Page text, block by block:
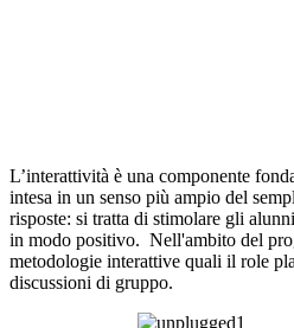
L’interattività è una componente
intesa in un senso più ampio del
risposte: si tratta di stimolare gli
in modo positivo. Nell'ambito del
metodologie interattive quali il role
discussioni di gruppo.